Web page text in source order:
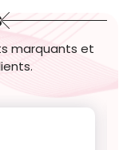
marquants et